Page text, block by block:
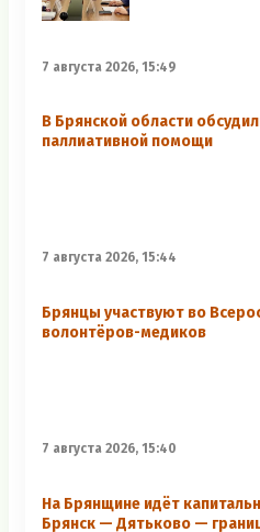
7 августа 2026, 15:49
В Брянской области
паллиативной помощи
7 августа 2026, 15:44
Брянцы участвуют во
волонтёров-медиков
7 августа 2026, 15:40
На Брянщине идёт
Брянск — Дятьково —